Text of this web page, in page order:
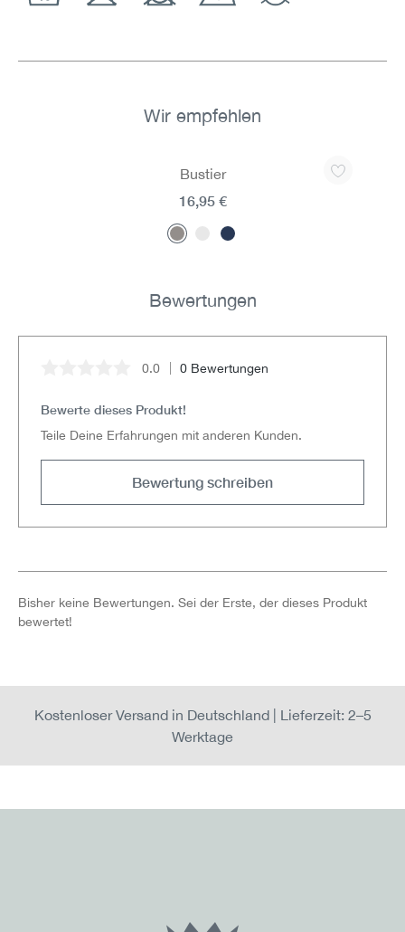
Wir empfehlen
Bustier
16,95 €
Bewertungen
Durchschnittliche Bewertung von 0 von 5 Sternen
0.0 0 Bewertungen
Bewerte dieses Produkt!
Teile Deine Erfahrungen mit anderen Kunden.
Bewertung schreiben
Bisher keine Bewertungen. Sei der Erste, der dieses Produkt
bewertet!
Kostenloser Versand in Deutschland | Lieferzeit: 2–5
Werktage